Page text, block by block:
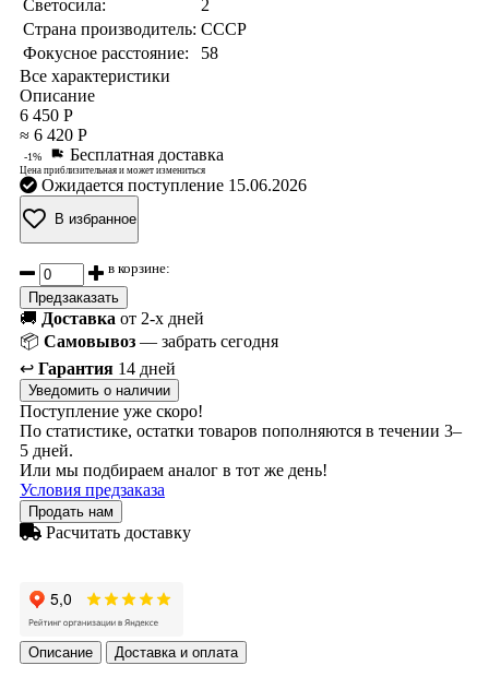
Светосила:
2
Страна производитель: СССР
Фокусное расстояние:
58
Все характеристики
Описание
6 450 Р
≈ 6 420 Р
-1% Бесплатная доставка
Цена приблизительная и может измениться
Ожидается поступление 15.06.2026
В избранное
в корзине:
Предзаказать
🚚 Доставка от 2-х дней
📦 Самовывоз — забрать сегодня
↩️ Гарантия 14 дней
Уведомить о наличии
Поступление уже скоро!
По статистике, остатки товаров пополняются в течении 3–
5 дней.
Или мы подбираем аналог в тот же день!
Условия предзаказа
Продать нам
Расчитать доставку
Описание Доставка и оплата